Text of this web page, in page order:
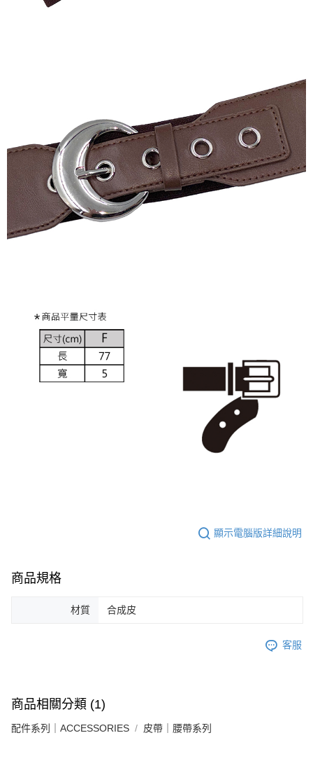
顯示電腦版詳細說明
商品規格
材質 合成皮
客服
商品相關分類 (1)
配件系列｜ACCESSORIES 皮帶｜腰帶系列